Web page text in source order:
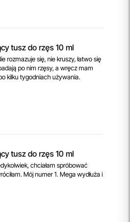
tusz do rzęs 10 ml
rozmazuje się, nie kruszy, łatwo się
po nim rzęsy, a wręcz mam
kilku tygodniach używania.
tusz do rzęs 10 ml
chciałam spróbować
Mój numer 1. Mega wydłuża i